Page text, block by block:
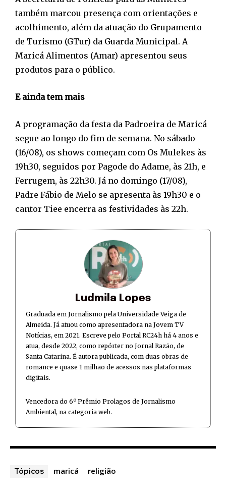
também marcou presença com orientações e
acolhimento, além da atuação do Grupamento
de Turismo (GTur) da Guarda Municipal. A
Maricá Alimentos (Amar) apresentou seus
produtos para o público.
E ainda tem mais
A programação da festa da Padroeira de Maricá
segue ao longo do fim de semana. No sábado
(16/08), os shows começam com Os Mulekes às
19h30, seguidos por Pagode do Adame, às 21h, e
Ferrugem, às 22h30. Já no domingo (17/08),
Padre Fábio de Melo se apresenta às 19h30 e o
cantor Tiee encerra as festividades às 22h.
Ludmila Lopes
Graduada em Jornalismo pela Universidade Veiga de
Almeida. Já atuou como apresentadora na Jovem TV
Notícias, em 2021. Escreve pelo Portal RC24h há 4 anos e
atua, desde 2022, como repórter no Jornal Razão, de
Santa Catarina. É autora publicada, com duas obras de
romance e quase 1 milhão de acessos nas plataformas
digitais.
Vencedora do 6º Prêmio Prolagos de Jornalismo
Ambiental, na categoria web.
Tópicos maricá religião